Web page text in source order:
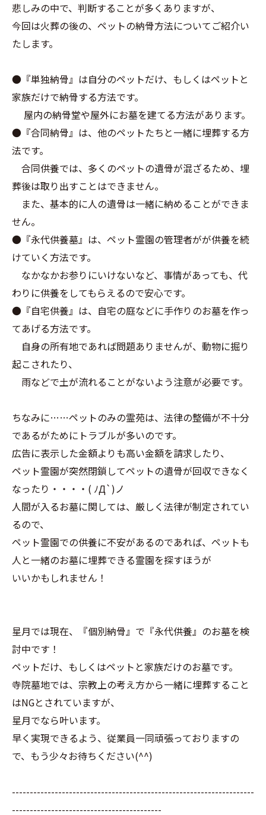
悲しみの中で、判断することが多くありますが、
今回は火葬の後の、ペットの納骨方法についてご紹介い
たします。
●『単独納骨』は自分のペットだけ、もしくはペットと
家族だけで納骨する方法です。
屋内の納骨堂や屋外にお墓を建てる方法があります。
●『合同納骨』は、他のペットたちと一緒に埋葬する方
法です。
合同供養では、多くのペットの遺骨が混ざるため、埋
葬後は取り出すことはできません。
また、基本的に人の遺骨は一緒に納めることができま
せん。
●『永代供養墓』は、ペット霊園の管理者がが供養を続
けていく方法です。
なかなかお参りにいけないなど、事情があっても、代
わりに供養をしてもらえるので安心です。
●『自宅供養』は、自宅の庭などに手作りのお墓を作っ
てあげる方法です。
自身の所有地であれば問題ありませんが、動物に掘り
起こされたり、
雨などで土が流れることがないよう注意が必要です。
ちなみに……ペットのみの霊苑は、法律の整備が不十分
であるがためにトラブルが多いのです。
広告に表示した金額よりも高い金額を請求したり、
ペット霊園が突然閉鎖してペットの遺骨が回収できなく
なったり・・・・( ﾉД`)ノ
人間が入るお墓に関しては、厳しく法律が制定されてい
るので、
ペット霊園での供養に不安があるのであれば、ペットも
人と一緒のお墓に埋葬できる霊園を探すほうが
いいかもしれません！
星月では現在、『個別納骨』で『永代供養』のお墓を検
討中です！
ペットだけ、もしくはペットと家族だけのお墓です。
寺院墓地では、宗教上の考え方から一緒に埋葬すること
はNGとされていますが、
星月でなら叶います。
早く実現できるよう、従業員一同頑張っておりますの
で、もう少々お待ちください(^^)
--------------------------------------------------------------------
------------------------------------------